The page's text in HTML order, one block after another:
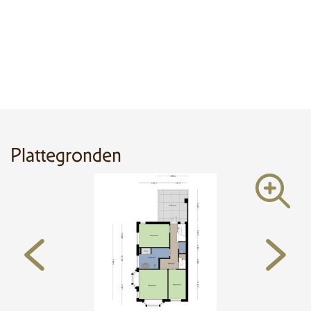
• 5 slaapkamers + atelier/studio;
• Moderne keuken met kookeiland en inbouwapparatuur;
• Fraai aangelegde tuin, overkapping en dakterras;
Plattegronden